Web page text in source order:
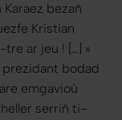
bezañ
Kristian
ar jeu ! […] »
prezidant bodad
emgavioù
serriñ ti-